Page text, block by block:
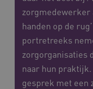
zorgmedewerker
handen op de
portretreeks
zorgorganisaties
naar hun
gesprek met een